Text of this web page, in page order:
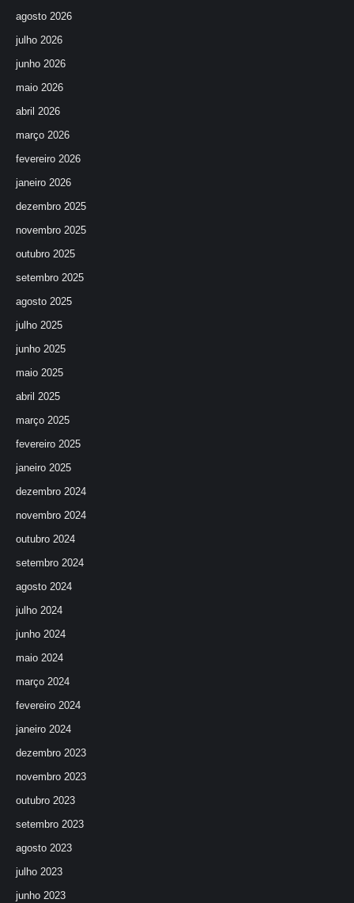
agosto 2026
julho 2026
junho 2026
maio 2026
abril 2026
março 2026
fevereiro 2026
janeiro 2026
dezembro 2025
novembro 2025
outubro 2025
setembro 2025
agosto 2025
julho 2025
junho 2025
maio 2025
abril 2025
março 2025
fevereiro 2025
janeiro 2025
dezembro 2024
novembro 2024
outubro 2024
setembro 2024
agosto 2024
julho 2024
junho 2024
maio 2024
março 2024
fevereiro 2024
janeiro 2024
dezembro 2023
novembro 2023
outubro 2023
setembro 2023
agosto 2023
julho 2023
junho 2023